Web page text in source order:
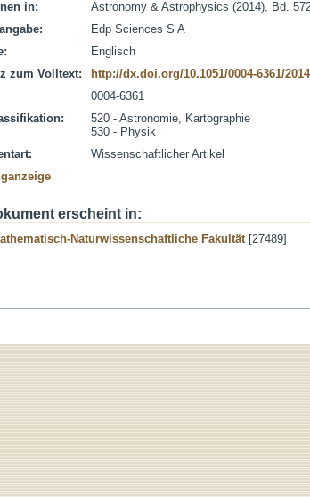
in:
Astronomy & Astrophysics (2014), Bd.
Edp Sciences S A
Englisch
zum Volltext:
http://dx.doi.org/10.1051/0004-6361/
0004-6361
520 - Astronomie, Kartographie
530 - Physik
Wissenschaftlicher Artikel
erscheint in:
Naturwissenschaftliche Fakultät[27489]